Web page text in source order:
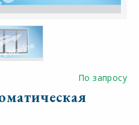
По запросу